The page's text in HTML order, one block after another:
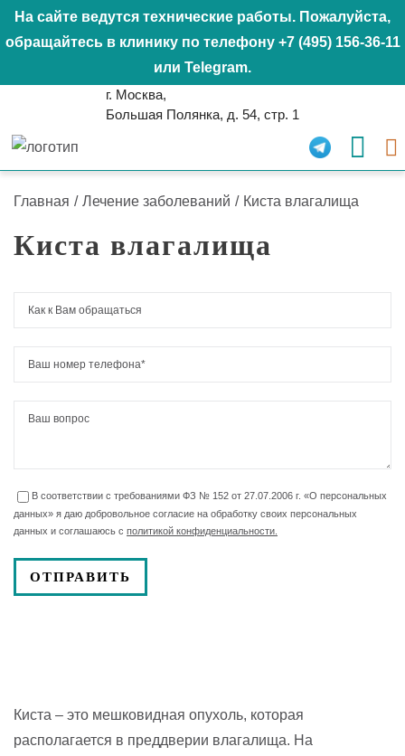
На сайте ведутся технические работы. Пожалуйста,
обращайтесь в клинику по телефону +7 (495) 156-36-11
или Telegram.
г. Москва,
Большая Полянка, д. 54, стр. 1
Главная / Лечение заболеваний / Киста влагалища
Киста влагалища
В соответствии с требованиями ФЗ № 152 от 27.07.2006 г. «О персональных
данных» я даю добровольное согласие на обработку своих персональных
данных и соглашаюсь с политикой конфиденциальности.
Киста – это мешковидная опухоль, которая
располагается в преддверии влагалища. На